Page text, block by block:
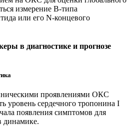
измерение В-типа
или его N-конце­вого
в диагностике и прогнозе
проявлениями ОКС
уровень сердечного тропонина I
появления симптомов для
динамике.